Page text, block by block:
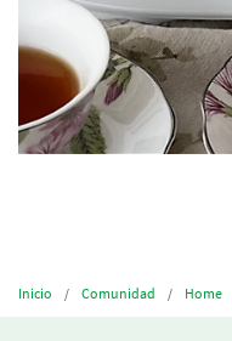
Inicio Comunidad Home